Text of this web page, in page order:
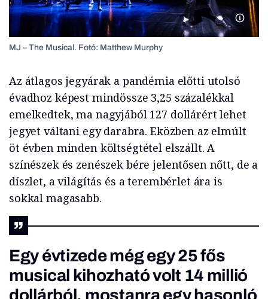
MJ
MJ – The Musical. Fotó: Matthew Murphy
Az átlagos jegyárak a pandémia előtti utolsó
évadhoz képest mindössze 3,25 százalékkal
emelkedtek, ma nagyjából 127 dollárért lehet
jegyet váltani egy darabra. Eközben az elmúlt
öt évben minden költségtétel elszállt. A
színészek és zenészek bére jelentősen nőtt, de a
díszlet, a világítás és a terembérlet ára is
sokkal magasabb.
Egy évtizede még egy 25 fős
musical kihozható volt 14 millió
dollárból, mostanra egy hasonló